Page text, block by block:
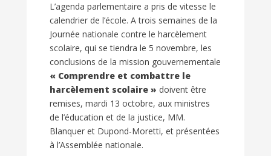
L’agenda parlementaire a pris de vitesse le
calendrier de l’école. A trois semaines de la
Journée nationale contre le harcèlement
scolaire, qui se tiendra le 5 novembre, les
conclusions de la mission gouvernementale
« Comprendre et combattre le
harcèlement scolaire » doivent être
remises, mardi 13 octobre, aux ministres
de l’éducation et de la justice, MM.
Blanquer et Dupond-Moretti, et présentées
à l’Assemblée nationale.